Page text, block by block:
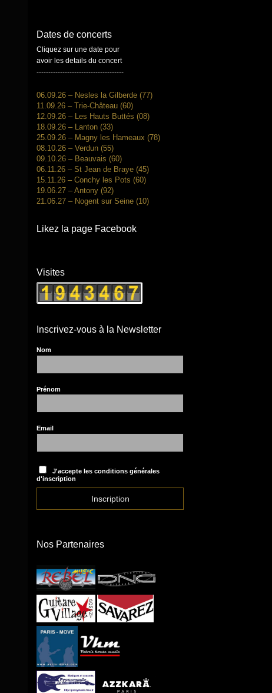
Dates de concerts
Cliquez sur une date pour
avoir les details du concert
-------------------------------------
06.09.26 – Nesles la Gilberde (77)
11.09.26 – Trie-Château (60)
12.09.26 – Les Hauts Buttés (08)
18.09.26 – Lanton (33)
25.09.26 – Magny les Hameaux (78)
08.10.26 – Verdun (55)
09.10.26 – Beauvais (60)
06.11.26 – St Jean de Braye (45)
15.11.26 – Conchy les Pots (60)
19.06.27 – Antony (92)
21.06.27 – Nogent sur Seine (10)
Likez la page Facebook
Visites
Inscrivez-vous à la Newsletter
Nom
Prénom
Email
J'accepte les conditions générales
d'inscription
Nos Partenaires